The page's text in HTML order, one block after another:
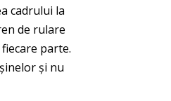
cadrului la
de rulare
parte.
și nu